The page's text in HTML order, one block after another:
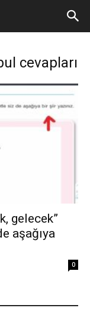
cevapları
gelecek”
aşağıya
0